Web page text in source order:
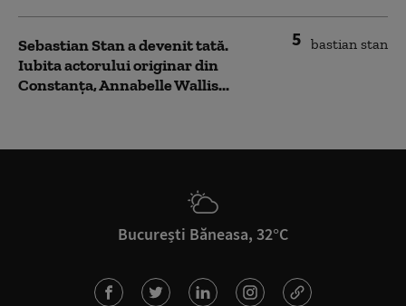
5
Sebastian Stan a devenit tată.
Iubita actorului originar din
Constanța, Annabelle Wallis...
București Băneasa, 32°C